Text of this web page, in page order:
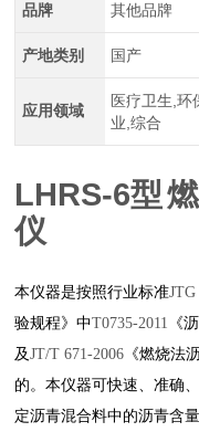
品牌 其他品牌
产地类别 国产
应用领域
医疗卫生,环
业,综合
LHRS-6型
仪
本仪器是按照行业标准JTG
验规程》中T0735-2011 《
及JT/T 671-2006 《燃烧法
的。本仪器可快速、准确
定沥青混合料中的沥青含